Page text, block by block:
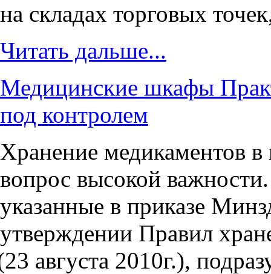
на складах торговых
Читать дальше...
Медицинские шкафы
под контролем
Хранение медикаментов
вопрос высокой
указанные в приказе
утверждении Правил
августа 2010г.),